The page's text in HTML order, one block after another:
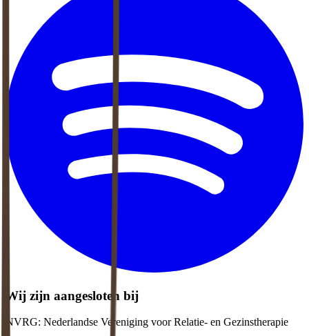
Wij zijn aangesloten bij
NVRG: Nederlandse Vereniging voor Relatie- en Gezinstherapie